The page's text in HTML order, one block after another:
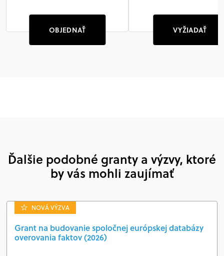
OBJEDNAŤ VYŽIADAŤ
Ďalšie podobné granty a výzvy, ktoré
by vás mohli zaujímať
NOVÁ VÝZVA
Grant na budovanie spoločnej európskej databázy
overovania faktov (2026)